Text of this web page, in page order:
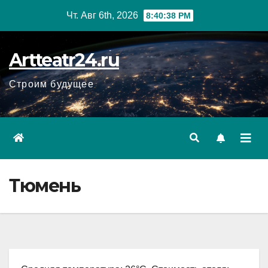
Чт. Авг 6th, 2026 8:40:39 PM
Artteatr24.ru
Строим будущее
Тюмень